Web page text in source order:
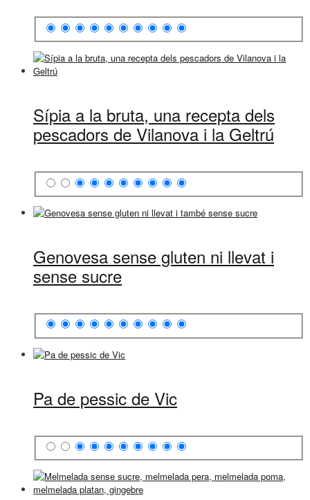
Sípia a la bruta, una recepta dels
pescadors de Vilanova i la Geltrú
Genovesa sense gluten ni llevat i
sense sucre
Pa de pessic de Vic